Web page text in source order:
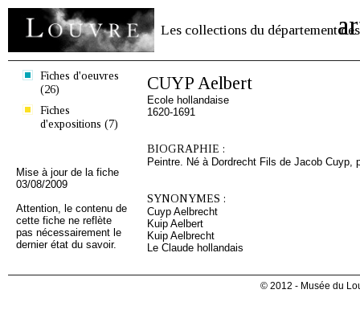
Les collections du département des
Fiches d'oeuvres
(26)
Fiches
d'expositions (7)
Mise à jour de la fiche
03/08/2009
Attention, le contenu de
cette fiche ne reflète
pas nécessairement le
dernier état du savoir.
CUYP Aelbert
Ecole hollandaise
1620-1691
BIOGRAPHIE :
Peintre. Né à Dordrecht Fils de Jacob
SYNONYMES :
Cuyp Aelbrecht
Kuip Aelbert
Kuip Aelbrecht
Le Claude hollandais
© 2012 - Musée du